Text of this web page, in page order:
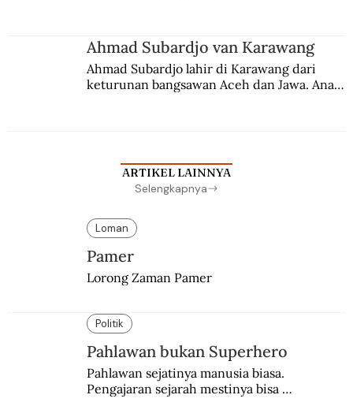
Ahmad Subardjo van Karawang
Ahmad Subardjo lahir di Karawang dari
keturunan bangsawan Aceh dan Jawa. Anak
ARTIKEL LAINNYA
Selengkapnya
Loman
Pamer
Lorong Zaman Pamer
Politik
Pahlawan bukan Superhero
Pahlawan sejatinya manusia biasa.
Pengajaran sejarah mestinya bisa